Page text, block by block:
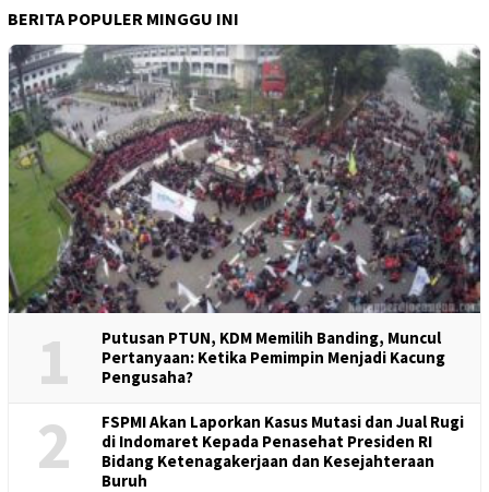
BERITA POPULER MINGGU INI
1
Putusan PTUN, KDM Memilih Banding, Muncul
Pertanyaan: Ketika Pemimpin Menjadi Kacung
Pengusaha?
2
FSPMI Akan Laporkan Kasus Mutasi dan Jual Rugi
di Indomaret Kepada Penasehat Presiden RI
Bidang Ketenagakerjaan dan Kesejahteraan
Buruh